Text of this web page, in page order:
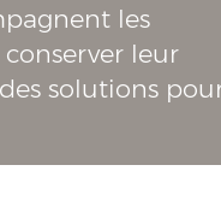
les
leur
solutions